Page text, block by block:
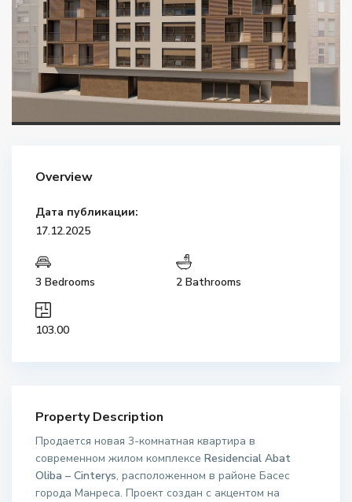
Overview
Дата публикации:
17.12.2025
3 Bedrooms 2 Bathrooms
103.00
Property Description
Продается новая 3-комнатная квартира в
современном жилом комплексеResidencial Abat
Oliba – Cinterys, расположенном в районе Басес
города Манреса. Проект создан с акцентом на